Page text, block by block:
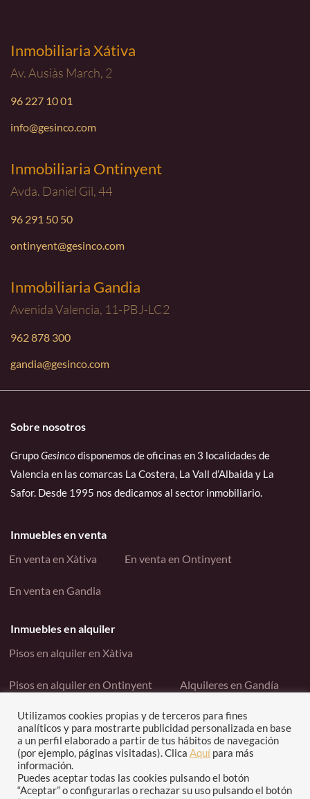
Inmobiliaria Xátiva
Av. Ausiàs March, 2
96 227 10 01
info@gesinco.com
Inmobiliaria Ontinyent
Avda. Daniel Gil, 44
96 291 50 50
ontinyent@gesinco.com
Inmobiliaria Gandia
Avenida Valencia, 11-PBJ-LC2
962 878 300
gandia@gesinco.com
Sobre nosotros
GrupoGesinco disponemos de oficinas en 3 localidades de
Valencia en las comarcas La Costera, La Vall d’Albaida y La
Safor. Desde 1995 nos dedicamos al sector inmobiliario.
Inmuebles en venta
En venta en Xàtiva
En venta en Ontinyent
En venta en Gandia
Inmuebles en alquiler
Pisos en alquiler en Xàtiva
Pisos en alquiler en Ontinyent Alquileres en Gandía
Enlaces interés
Contacto
Política de cookies
Política de privacidad
Utilizamos cookies propias y de terceros para fines
analíticos y para mostrarte publicidad personalizada en base
a un perfil elaborado a partir de tus hábitos de navegación
(por ejemplo, páginas visitadas). Clica Aquí para más
información.
Puedes aceptar todas las cookies pulsando el botón
“Aceptar” o configurarlas o rechazar su uso pulsando el botón